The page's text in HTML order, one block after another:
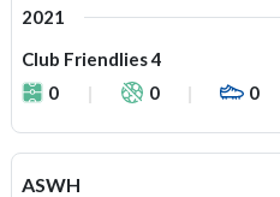
2021
Club Friendlies 4
0
0 0
ASWH